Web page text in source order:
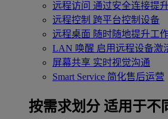
远程访问 通过安全连接提
远程控制 跨平台控制设备
远程桌面 随时随地提升工
LAN 唤醒 启用远程设备激
屏幕共享 实时视觉沟通
Smart Service 简化售后运营
按需求划分 适用于不